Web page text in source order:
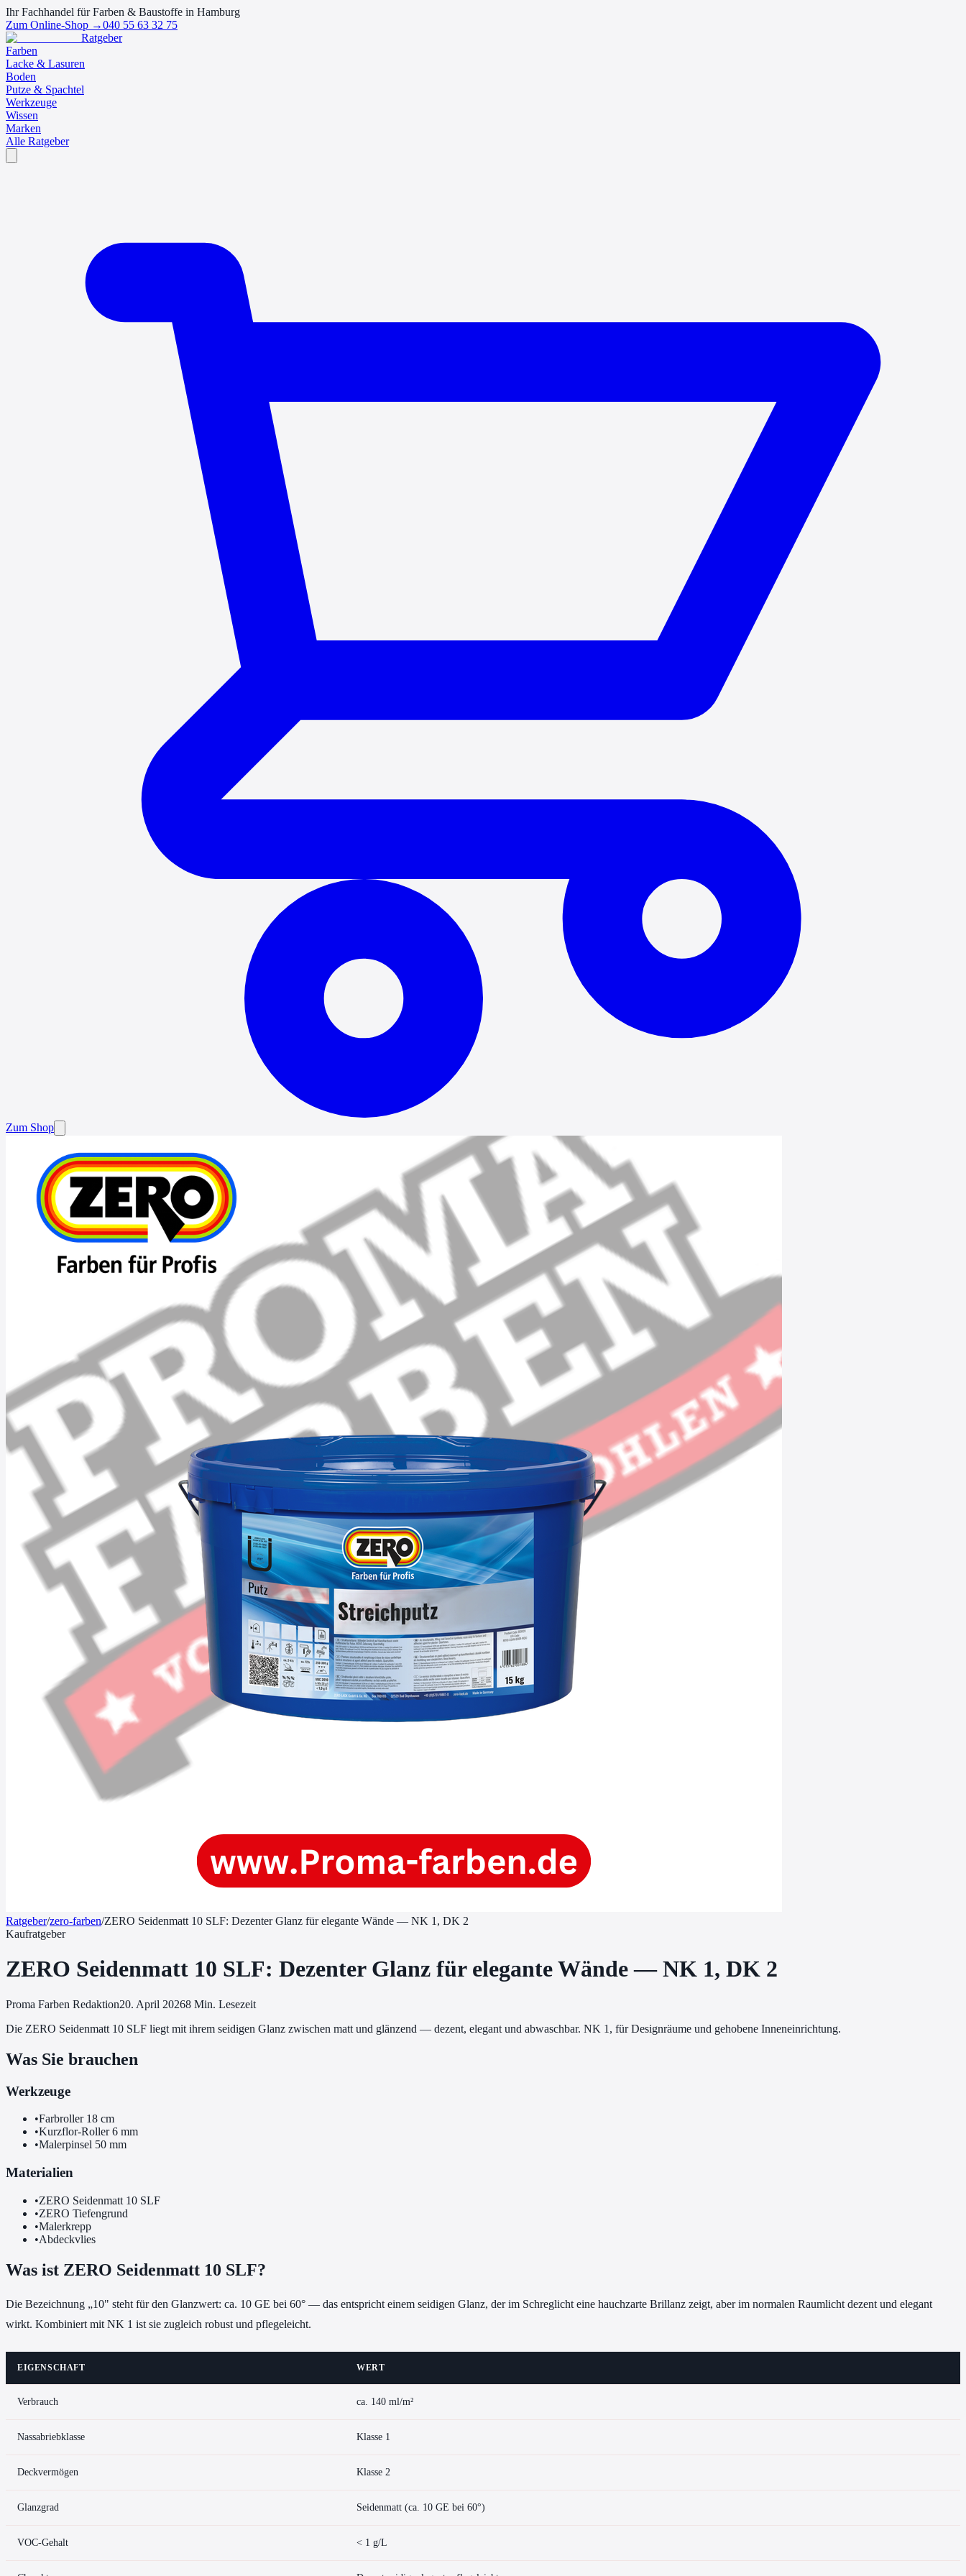
Ihr Fachhandel für Farben & Baustoffe in Hamburg
Zum Online-Shop →040 55 63 32 75
Ratgeber
Farben
Lacke & Lasuren
Boden
Putze & Spachtel
Werkzeuge
Wissen
Marken
Alle Ratgeber
Zum Shop
Ratgeber/zero-farben/ZERO Seidenmatt 10 SLF: Dezenter Glanz für elegante Wände — NK 1, DK 2
Kaufratgeber
ZERO Seidenmatt 10 SLF: Dezenter Glanz für elegante Wände — NK 1, DK 2
Proma Farben Redaktion20. April 20268 Min. Lesezeit
Die ZERO Seidenmatt 10 SLF liegt mit ihrem seidigen Glanz zwischen matt und glänzend — dezent, elegant und abwaschbar. NK 1, für Designräume und gehobene Inneneinrichtung.
Was Sie brauchen
Werkzeuge
•Farbroller 18 cm
•Kurzflor-Roller 6 mm
•Malerpinsel 50 mm
Materialien
•ZERO Seidenmatt 10 SLF
•ZERO Tiefengrund
•Malerkrepp
•Abdeckvlies
Was ist ZERO Seidenmatt 10 SLF?
Die Bezeichnung „10" steht für den Glanzwert: ca. 10 GE bei 60° — das entspricht einem seidigen Glanz, der im Schreglicht eine hauchzarte Brillanz zeigt, aber im normalen Raumlicht dezent und elegant
wirkt. Kombiniert mit NK 1 ist sie zugleich robust und pflegeleicht.
EIGENSCHAFT WERT
Verbrauch ca. 140 ml/m²
Nassabriebklasse Klasse 1
Deckvermögen Klasse 2
Glanzgrad Seidenmatt (ca. 10 GE bei 60°)
VOC-Gehalt < 1 g/L